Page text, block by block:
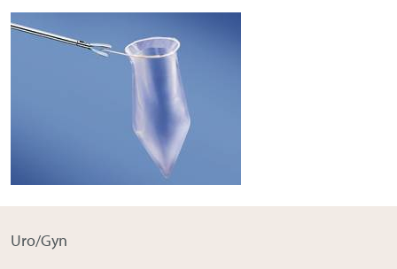
Gastro
Kompresjon / Arr
Uro/Gyn